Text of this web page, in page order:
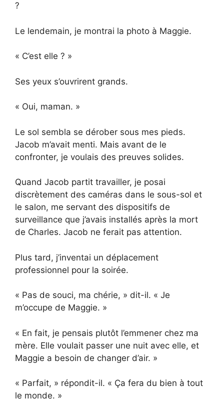
?
Le lendemain, je montrai la photo à Maggie.
« C’est elle ? »
Ses yeux s’ouvrirent grands.
« Oui, maman. »
Le sol sembla se dérober sous mes pieds.
Jacob m’avait menti. Mais avant de le
confronter, je voulais des preuves solides.
Quand Jacob partit travailler, je posai
discrètement des caméras dans le sous-sol et
le salon, me servant des dispositifs de
surveillance que j’avais installés après la mort
de Charles. Jacob ne ferait pas attention.
Plus tard, j’inventai un déplacement
professionnel pour la soirée.
« Pas de souci, ma chérie, » dit-il. « Je
m’occupe de Maggie. »
« En fait, je pensais plutôt l’emmener chez ma
mère. Elle voulait passer une nuit avec elle, et
Maggie a besoin de changer d’air. »
« Parfait, » répondit-il. « Ça fera du bien à tout
le monde. »